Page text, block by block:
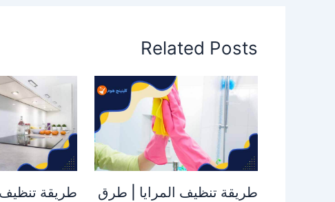
Related Posts
طريقة تنظيف المرايا | طرق
طريقة